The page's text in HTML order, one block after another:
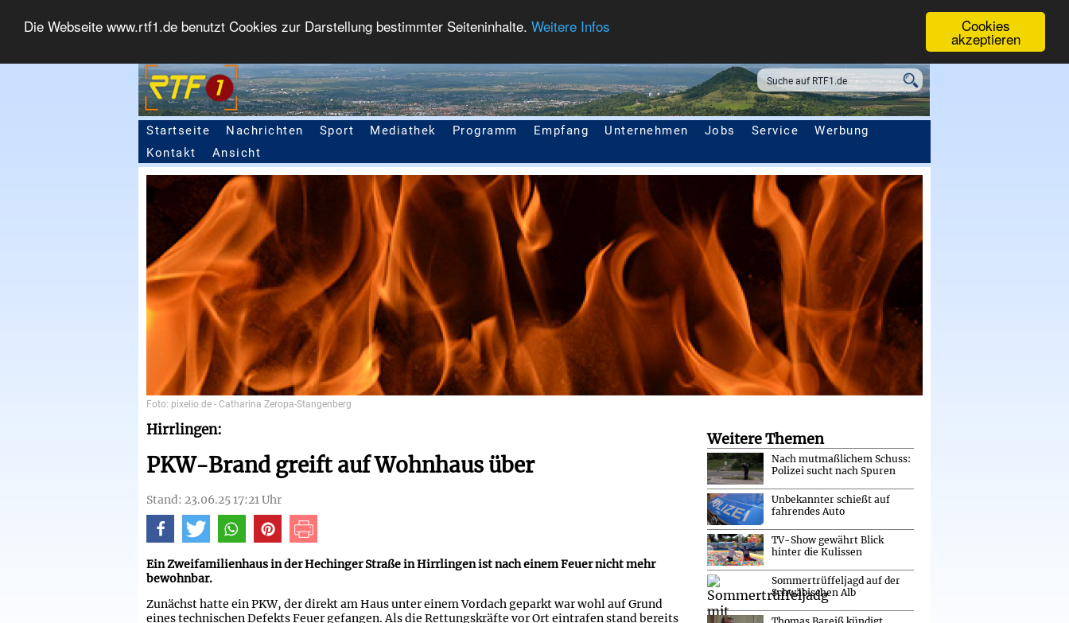
Cookies
akzeptieren
Die Webseite www.rtf1.de benutzt Cookies zur Darstellung bestimmter Seiteninhalte. Weitere Infos
Seitennavigation
Startseite Nachrichten Sport Mediathek Programm Empfang Unternehmen Jobs Service
Werbung
Kontakt
Ansicht
Foto: pixelio.de - Catharina Zeropa-Stangenberg
Hirrlingen:
PKW-Brand greift auf Wohnhaus über
Stand: 23.06.25 17:21 Uhr
Ein Zweifamilienhaus in der Hechinger Straße in Hirrlingen ist nach einem Feuer nicht mehr
bewohnbar.
Zunächst hatte ein PKW, der direkt am Haus unter einem Vordach geparkt war wohl auf Grund
eines technischen Defekts Feuer gefangen. Als die Rettungskräfte vor Ort eintrafen stand bereits
Weitere Themen
Nach mutmaßlichem Schuss:
Polizei sucht nach Spuren
Unbekannter schießt auf
fahrendes Auto
TV-Show gewährt Blick
hinter die Kulissen
Sommertrüffeljagd auf der
Schwäbischen Alb